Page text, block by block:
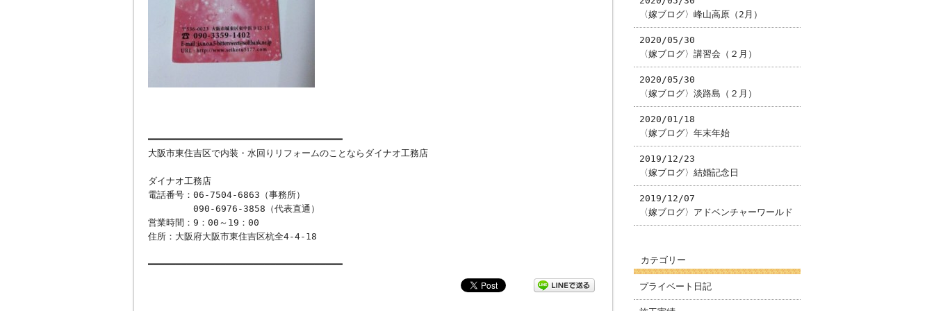
━━━━━━━━━━━━━━━━━━━━━━━━━━━━━━━━━━━
大阪市東住吉区で内装・水回りリフォームのことならダイナオ工務店
ダイナオ工務店
電話番号：06-7504-6863（事務所）
090-6976-3858（代表直通）
営業時間：9：00～19：00
住所：大阪府大阪市東住吉区杭全4-4-18
━━━━━━━━━━━━━━━━━━━━━━━━━━━━━━━━━━━
〈嫁ブログ〉峰山高原（2月）
2020/05/30
〈嫁ブログ〉講習会（２月）
2020/05/30
〈嫁ブログ〉淡路島（２月）
2020/01/18
〈嫁ブログ〉年末年始
2019/12/23
〈嫁ブログ〉結婚記念日
2019/12/07
〈嫁ブログ〉アドベンチャーワールド
カテゴリー
プライベート日記